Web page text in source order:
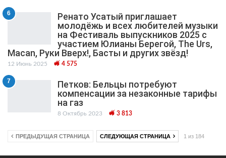
6
Ренато Усатый приглашает
молодёжь и всех любителей музыки
на Фестиваль выпускников 2025 с
участием Юлианы Берегой, The Urs,
Macan, Руки Вверх!, Басты и других звёзд!
12 Июнь 2025 4 575
7
Петков: Бельцы потребуют
компенсации за незаконные тарифы
на газ
8 Октябрь 2023 3 813
ПРЕДЫДУЩАЯ СТРАНИЦА СЛЕДУЮЩАЯ СТРАНИЦА 1 из 184